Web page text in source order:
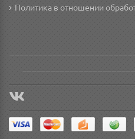
Политика в отношении